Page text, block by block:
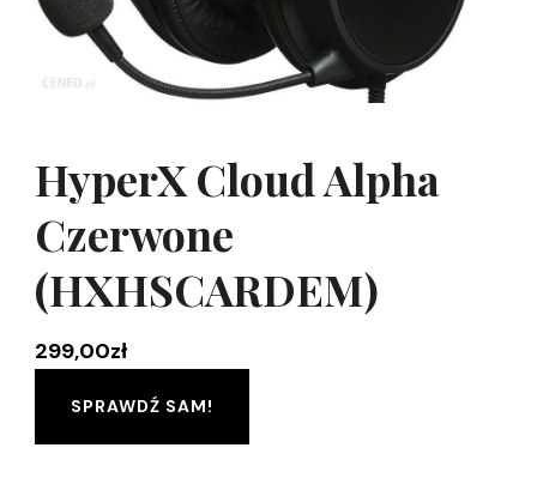
HyperX Cloud Alpha
Czerwone
(HXHSCARDEM)
299,00zł
SPRAWDŹ SAM!